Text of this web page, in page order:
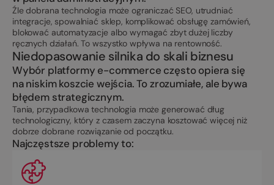
Źle dobrana technologia może ograniczać SEO, utrudniać
integracje, spowalniać sklep, komplikować obsługę zamówień,
blokować automatyzacje albo wymagać zbyt dużej liczby
ręcznych działań. To wszystko wpływa na rentowność.
Niedopasowanie silnika do skali biznesu
Wybór platformy e-commerce często opiera się
na niskim koszcie wejścia. To zrozumiałe, ale bywa
błędem strategicznym.
Tania, przypadkowa technologia może generować dług
technologiczny, który z czasem zaczyna kosztować więcej niż
dobrze dobrane rozwiązanie od początku.
Najczęstsze problemy to: